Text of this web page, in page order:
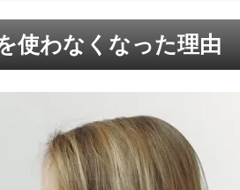
使わなくなった理由